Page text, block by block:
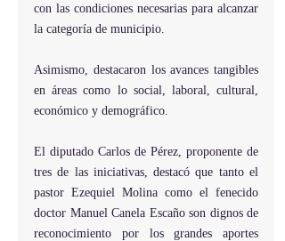
con las condiciones necesarias para alcanzar
la categoría de municipio.
Asimismo, destacaron los avances tangibles
en áreas como lo social, laboral, cultural,
económico y demográfico.
El diputado Carlos de Pérez, proponente de
tres de las iniciativas, destacó que tanto el
pastor Ezequiel Molina como el fenecido
doctor Manuel Canela Escaño son dignos de
reconocimiento por los grandes aportes